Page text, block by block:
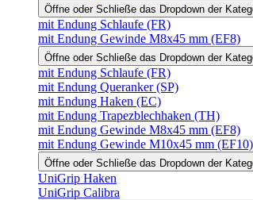
Öffne oder Schließe das Dropdown der
mit Endung Schlaufe (FR)
mit Endung Gewinde M8x45 mm (EF8)
Öffne oder Schließe das Dropdown der
mit Endung Schlaufe (FR)
mit Endung Queranker (SP)
mit Endung Haken (EC)
mit Endung Trapezblechhaken (TH)
mit Endung Gewinde M8x45 mm (EF8)
mit Endung Gewinde M10x45 mm (EF10)
Öffne oder Schließe das Dropdown der
UniGrip Haken
UniGrip Calibra